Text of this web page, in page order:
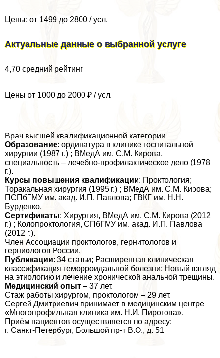
Цены: от 1499 до 2800 / усл.
Актуальные данные о выбранной услуге
4,70 средний рейтинг
Цены от 1000 до 2000 ₽ / усл.
Врач высшей квалификационной категории.
Образование: ординатура в клинике госпитальной
хирургии (1987 г.) ; ВМедА им. С.М. Кирова,
специальность – лечебно-профилактическое дело (1978
г.).
Курсы повышения квалификации: Проктология;
Тоpaкальная хирургия (1995 г.) ; ВМедА им. С.М. Кирова;
ПСПбГМУ им. акад. И.П. Павлова; ГВКГ им. Н.Н.
Бурденко.
Сертификаты: Хирургия, ВМедА им. С.М. Кирова (2012
г.) ; Колопроктология, СПбГМУ им. акад. И.П. Павлова
(2012 г.).
Член Ассоциации проктологов, гернитологов и
герниологов России.
Публикации: 34 статьи; Расширенная клиническая
классификация геморроидальной болезни; Новый взгляд
на этиологию и лечение хронической aнaльной трещины.
Медицинский опыт – 37 лет.
Стаж работы хирургом, проктологом – 29 лет.
Сергeй Дмитриевич принимает в медицинским центре
«Многопрофильная клиника им. Н.И. Пирогова».
Приём пациентов осуществляется по адресу:
г. Санкт-Петербург, Большой пр-т В.О., д. 51.